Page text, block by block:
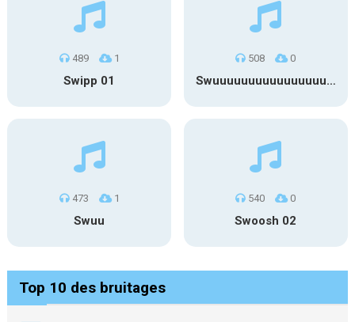
489 1
Swipp 01
508 0
Swuuuuuuuuuuuuuuuuuuuuuu
473 1
Swuu
540 0
Swoosh 02
Top 10 des bruitages